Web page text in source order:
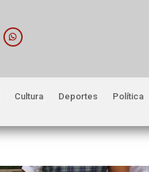
Cultura Deportes Política